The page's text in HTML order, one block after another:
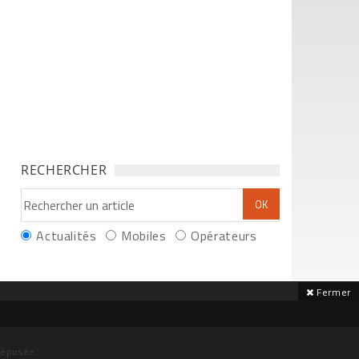
RECHERCHER
Actualités Mobiles Opérateurs
Fermer